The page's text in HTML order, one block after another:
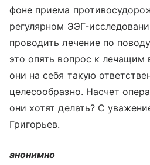
фоне приема
регулярном ЭЭГ-
проводить лечение по
это опять вопрос к лечащим
они на себя такую
целесообразно. Насчет
они хотят делать? С
Григорьев.
анонимно